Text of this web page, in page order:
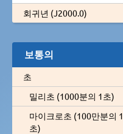
회귀년 (J2000.0)
보통의
초
밀리초 (1000분의 1초)
마이크로초 (100만분의 1
초)